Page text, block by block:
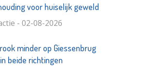
voor huiselijk geweld
- 02-08-2026
minder op Giessenbrug
beide richtingen